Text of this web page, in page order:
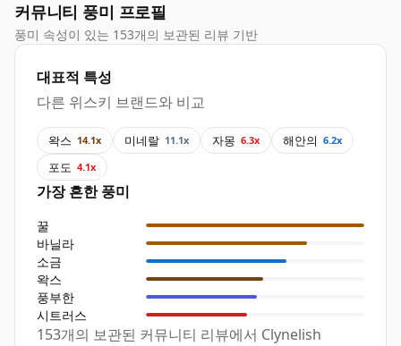
커뮤니티 풍미 프로필
풍미 속성이 있는 153개의 보관된 리뷰 기반
대표적 특성
다른 위스키 브랜드와 비교
왁스 14.1x 미네랄 11.1x 자몽 6.3x 해안의 6.2x
포도 4.1x
가장 흔한 풍미
꿀
바닐라
소금
왁스
풍부한
시트러스
153개의 보관된 커뮤니티 리뷰에서 Clynelish